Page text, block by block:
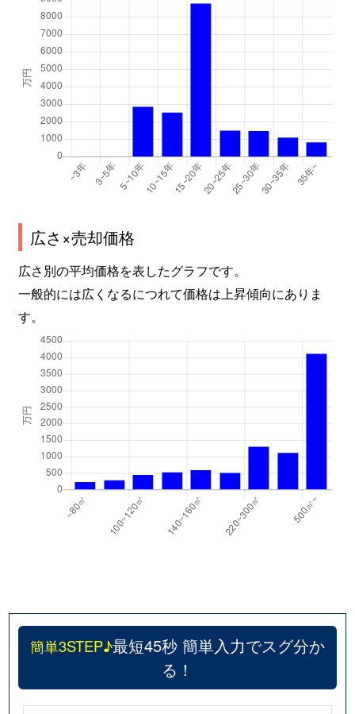
広さ×売却価格
広さ別の平均価格を表したグラフです。
一般的には広くなるにつれて価格は上昇傾向にありま
す。
簡単3STEP♪最短45秒 簡単入力でスグ分か
る！